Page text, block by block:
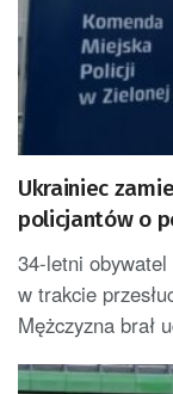
Ukrainiec
policjantów o
34-letni
w trakcie
Mężczyzna brał